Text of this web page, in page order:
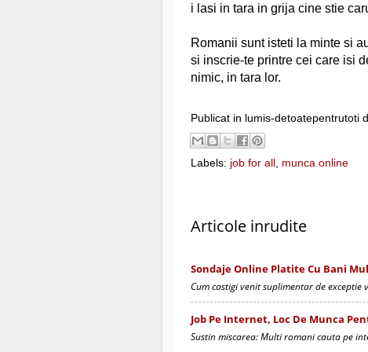
i lasi in tara in grija cine stie
Romanii sunt isteti la minte si
si inscrie-te printre cei care isi
nimic, in tara lor.
Publicat in lumis-detoatepentrutoti
Labels: job for all munca online
Articole inrudite
Sondaje Online Platite Cu Bani
Cum castigi venit suplimentar de
Job Pe Internet, Loc De Munca
Sustin miscarea: Multi romani cauta pe